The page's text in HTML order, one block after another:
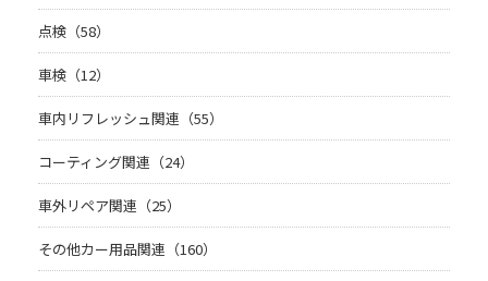
点検（58）
車検（12）
車内リフレッシュ関連（55）
コーティング関連（24）
車外リペア関連（25）
その他カー用品関連（160）